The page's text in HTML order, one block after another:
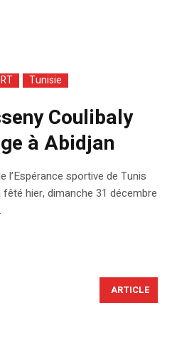
Tunisie
Coulibaly
à Abidjan
l’Espérance sportive de Tunis
hier, dimanche 31 décembre
ARTICLE